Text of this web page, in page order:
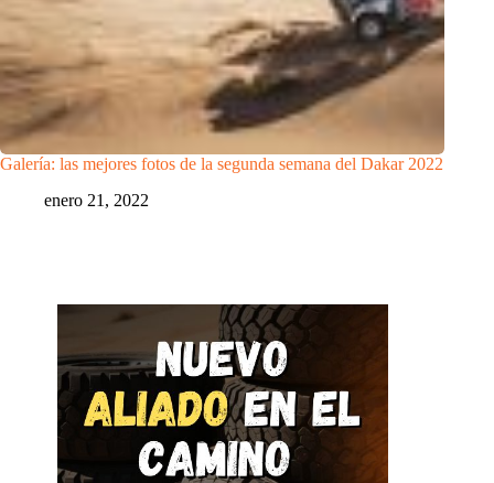
Galería: las mejores fotos de la segunda semana del Dakar 2022
enero 21, 2022